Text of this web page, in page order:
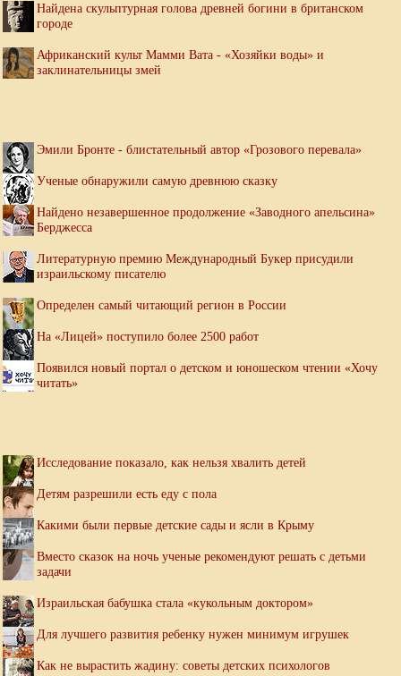
Найдена скульптурная голова древней богини в британском
городе
Африканский культ Мамми Вата - «Хозяйки воды» и
заклинательницы змей
Эмили Бронте - блистательный автор «Грозового перевала»
Ученые обнаружили самую древнюю сказку
Найдено незавершенное продолжение «Заводного апельсина»
Берджесса
Литературную премию Международный Букер присудили
израильскому писателю
Определен самый читающий регион в России
На «Лицей» поступило более 2500 работ
Появился новый портал о детском и юношеском чтении «Хочу
читать»
Исследование показало, как нельзя хвалить детей
Детям разрешили есть еду с пола
Какими были первые детские сады и ясли в Крыму
Вместо сказок на ночь ученые рекомендуют решать с детьми
задачи
Израильская бабушка стала «кукольным доктором»
Для лучшего развития ребенку нужен минимум игрушек
Как не вырастить жадину: советы детских психологов